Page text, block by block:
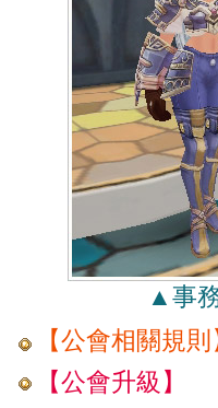
▲事
【公會相關規
【公會升級】